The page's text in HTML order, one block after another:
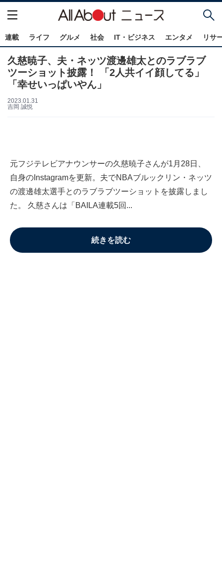
連載 ライフ グルメ 社会 IT・ビジネス エンタメ リサ
久慈暁子、夫・ネッツ渡邊雄太とのラブラブ
ツーショット披露！ 「2人共イイ顔してる」
「幸せいっぱいやん」
2023.01.31
吉岡 誠悦
元フジテレビアナウンサーの久慈暁子さんが1月28日、
自身のInstagramを更新。夫でNBAブルックリン・ネッツ
の渡邊雄太選手とのラブラブツーショットを披露しまし
た。 久慈さんは「BAILA連載5回...
続きを読む